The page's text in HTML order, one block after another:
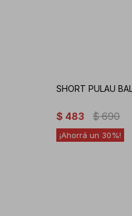
SHORT PULAU
$ 483 $ 690
30